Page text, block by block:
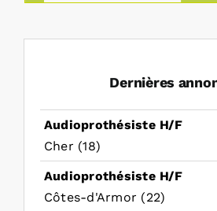
Dernières
Audioprothésiste H/F
Cher (18)
Audioprothésiste H/F
Côtes-d'Armor (22)